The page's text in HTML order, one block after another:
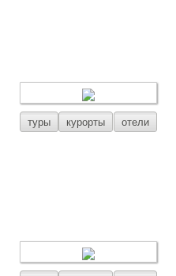
туры курорты отели